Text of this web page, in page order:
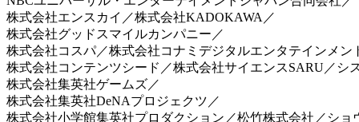
株式会社エンスカイ／株式会社KADOKAWA／
株式会社グッドスマイルカンパニー／
株式会社コスパ／株式会社コナミデジタルエンタテインメン
株式会社コンテンツシード／株式会社サイエンスSARU／シ
株式会社集英社ゲームズ／
株式会社集英社DeNAプロジェクツ／
株式会社小学館集英社プロダクション／松竹株式会社／ショ